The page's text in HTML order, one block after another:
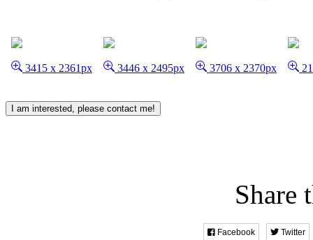
3415 x 2361px 3446 x 2495px 3706 x 2370px
I am interested, please contact me!
Share
Facebook Twitter